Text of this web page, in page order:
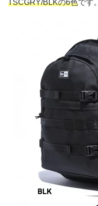
TSCGRY/BLKの6色です。